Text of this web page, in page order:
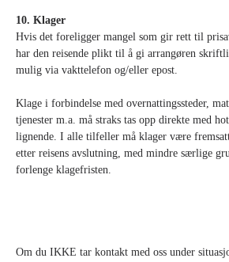
10. Klager
Hvis det foreligger mangel som gir rett til
har den reisende plikt til å gi arrangøren
mulig via vakttelefon og/eller epost.
Klage i forbindelse med overnattingssteder,
tjenester m.a. må straks tas opp direkte med
lignende. I alle tilfeller må klager være
etter reisens avslutning, med mindre særlige
forlenge klagefristen.
Om du IKKE tar kontakt med oss under